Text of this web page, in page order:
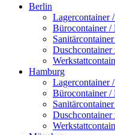
Berlin
Lagercontainer
Bürocontainer /
Hamburg
Lagercontainer
Bürocontainer /